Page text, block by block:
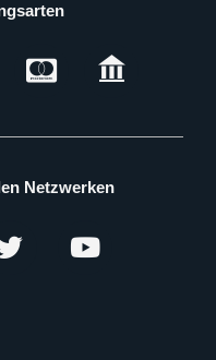
Netzwerken